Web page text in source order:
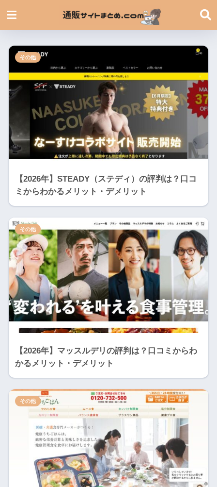
【2026年】STEADY（ステディ）の評判は？口コ
ミからわかるメリット・デメリット
その他
【2026年】マッスルデリの評判は？口コミからわ
かるメリット・デメリット
その他
その他